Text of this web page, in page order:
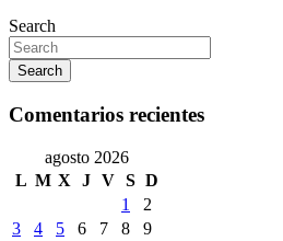
Search
Search
Comentarios recientes
agosto 2026
L M X J V S D
1
2
3
4 5 6 7 8
9